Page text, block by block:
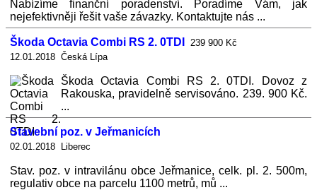
Nabízíme finanční poradenství. Poradíme Vám, jak
nejefektivněji řešit vaše závazky. Kontaktujte nás ...
Škoda Octavia Combi RS 2. 0TDI
239 900 Kč
12.01.2018 Česká Lípa
Škoda Octavia Combi RS 2. 0TDI. Dovoz z
Rakouska, pravidelně servisováno. 239. 900 Kč.
...
Stavební poz. v Jeřmanicích
02.01.2018 Liberec
Stav. poz. v intravilánu obce Jeřmanice, celk. pl. 2. 500m,
regulativ obce na parcelu 1100 metrů, mů ...